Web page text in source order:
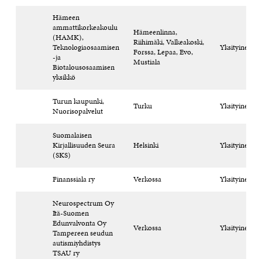
Hämeen
ammattikorkeakoulu
(HAMK),
Teknologiaosaamisen
-ja
Biotalousosaamisen
yksikkö
Hämeenlinna,
Riihimäki, Valkeakoski,
Forssa, Lepaa, Evo,
Mustiala
Yksityinen
Turun kaupunki,
Nuorisopalvelut
Turku Yksityinen
Suomalaisen
Kirjallisuuden Seura
(SKS)
Helsinki Yksityinen
Finanssiala ry Verkossa Yksityinen
Neurospectrum Oy
Itä-Suomen
Edunvalvonta Oy
Tampereen seudun
autismiyhdistys
TSAU ry
Verkossa Yksityinen